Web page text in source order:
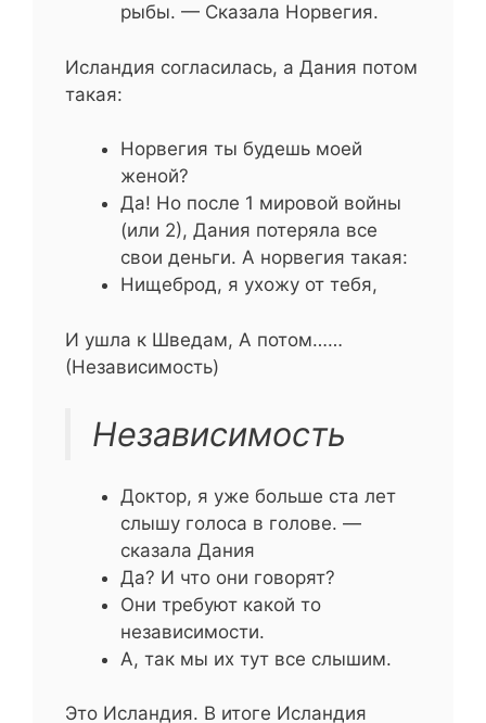
рыбы. — Сказала Норвегия.
Исландия согласилась, а Дания потом
такая:
Норвегия ты будешь моей
женой?
Да! Но после 1 мировой войны
(или 2), Дания потеряла все
свои деньги. А норвегия такая:
Нищеброд, я ухожу от тебя,
И ушла к Шведам, А потом……
(Независимость)
Независимость
Доктор, я уже больше ста лет
слышу голоса в голове. —
сказала Дания
Да? И что они говорят?
Они требуют какой то
независимости.
А, так мы их тут все слышим.
Это Исландия. В итоге Исландия